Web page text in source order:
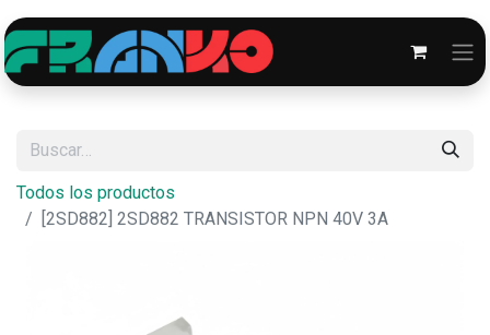
Todos los productos
[2SD882] 2SD882 TRANSISTOR NPN 40V 3A